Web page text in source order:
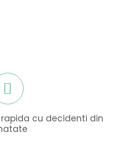
cu decidenti din